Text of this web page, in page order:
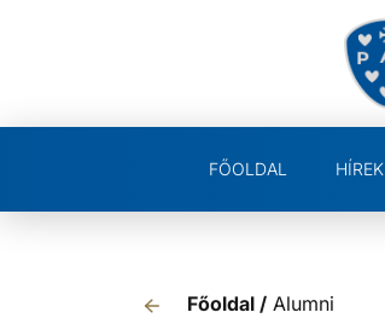
FŐOLDAL HÍREK
Főoldal / Alumni